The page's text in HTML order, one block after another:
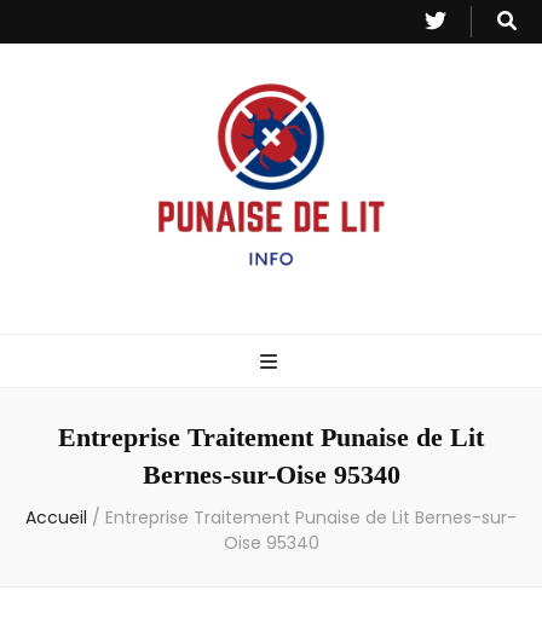
– Info
Entreprise Traitement Punaise de Lit
Bernes-sur-Oise 95340
Accueil / Entreprise Traitement Punaise de Lit Bernes-sur-
Oise 95340